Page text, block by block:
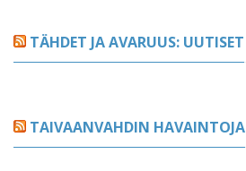
TÄHDET JA AVARUUS: UUTISET
TAIVAANVAHDIN HAVAINTOJA